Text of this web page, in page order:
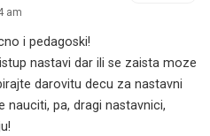
am
i pedagoski!
nastavi dar ili se zaista moze
darovitu decu za nastavni
nauciti, pa, dragi nastavnici,